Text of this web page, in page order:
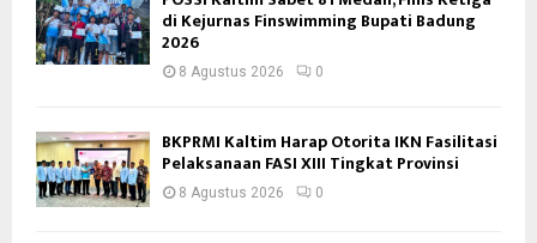
di Kejurnas Finswimming Bupati Badung
2026
8 Agustus 2026 0
BKPRMI Kaltim Harap Otorita IKN Fasilitasi
Pelaksanaan FASI XIII Tingkat Provinsi
8 Agustus 2026 0